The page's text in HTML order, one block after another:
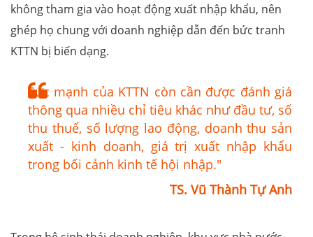
không tham gia vào hoạt động xuất nhập khẩu, nên
ghép họ chung với doanh nghiệp dẫn đến bức tranh
KTTN bị biến dạng.
Sức mạnh của KTTN còn cần được đánh giá
thông qua nhiều chỉ tiêu khác như đầu tư, số
thu thuế, số lượng lao động, doanh thu sản
xuất - kinh doanh, giá trị xuất nhập khẩu
trong bối cảnh kinh tế hội nhập."
TS. Vũ Thành Tự Anh